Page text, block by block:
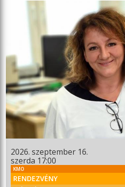
2026. szeptember 16.
szerda 17:00
KMO
RENDEZVÉNY